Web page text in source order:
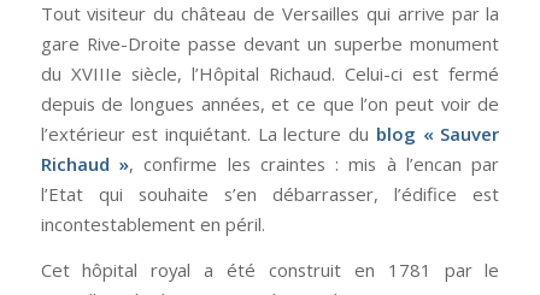
Tout visiteur du château de Versailles qui arrive par la
gare Rive-Droite passe devant un superbe monument
du XVIIIe siècle, l’Hôpital Richaud. Celui-ci est fermé
depuis de longues années, et ce que l’on peut voir de
l’extérieur est inquiétant. La lecture du blog « Sauver
Richaud », confirme les craintes : mis à l’encan par
l’Etat qui souhaite s’en débarrasser, l’édifice est
incontestablement en péril.
Cet hôpital royal a été construit en 1781 par le